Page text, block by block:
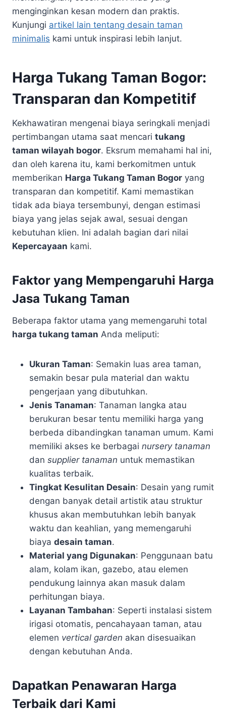
menginginkan kesan modern dan praktis.
Kunjungi artikel lain tentang desain taman
minimalis kami untuk inspirasi lebih lanjut.
Harga Tukang Taman Bogor:
Transparan dan Kompetitif
Kekhawatiran mengenai biaya seringkali menjadi
pertimbangan utama saat mencari tukang
taman wilayah bogor. Eksrum memahami hal ini,
dan oleh karena itu, kami berkomitmen untuk
memberikan Harga Tukang Taman Bogor yang
transparan dan kompetitif. Kami memastikan
tidak ada biaya tersembunyi, dengan estimasi
biaya yang jelas sejak awal, sesuai dengan
kebutuhan klien. Ini adalah bagian dari nilai
Kepercayaan kami.
Faktor yang Mempengaruhi Harga
Jasa Tukang Taman
Beberapa faktor utama yang memengaruhi total
harga tukang taman Anda meliputi:
Ukuran Taman: Semakin luas area taman,
semakin besar pula material dan waktu
pengerjaan yang dibutuhkan.
Jenis Tanaman: Tanaman langka atau
berukuran besar tentu memiliki harga yang
berbeda dibandingkan tanaman umum. Kami
memiliki akses ke berbagai nursery tanaman
dan supplier tanaman untuk memastikan
kualitas terbaik.
Tingkat Kesulitan Desain: Desain yang rumit
dengan banyak detail artistik atau struktur
khusus akan membutuhkan lebih banyak
waktu dan keahlian, yang memengaruhi
biaya desain taman.
Material yang Digunakan: Penggunaan batu
alam, kolam ikan, gazebo, atau elemen
pendukung lainnya akan masuk dalam
perhitungan biaya.
Layanan Tambahan: Seperti instalasi sistem
irigasi otomatis, pencahayaan taman, atau
elemen vertical garden akan disesuaikan
dengan kebutuhan Anda.
Dapatkan Penawaran Harga
Terbaik dari Kami